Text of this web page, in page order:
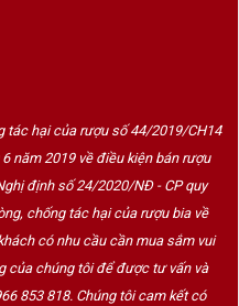
tác hại của rượu số 44/2019/CH14
năm 2019 về điều kiện bán rượu
định số 24/2020/NĐ - CP quy
chống tác hại của rượu bia về
có nhu cầu cần mua sắm vui
của chúng tôi để được tư vấn và
853 818. Chúng tôi cam kết có